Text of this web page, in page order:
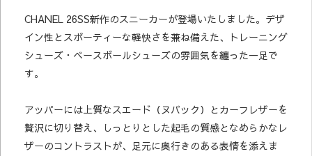
CHANEL 26SS新作のスニーカーが登場いたしました。デザ
イン性とスポーティーな軽快さを兼ね備えた、トレーニング
シューズ・ベースボールシューズの雰囲気を纏った一足で
す。
アッパーには上質なスエード（ヌバック）とカーフレザーを
贅沢に切り替え、しっとりとした起毛の質感となめらかなレ
ザーのコントラストが、足元に奥行きのある表情を添えま